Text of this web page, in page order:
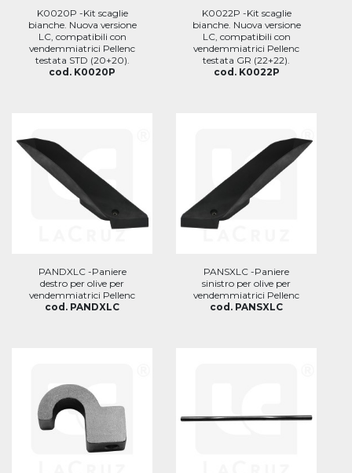
K0020P -Kit scaglie
bianche. Nuova versione
LC, compatibili con
vendemmiatrici Pellenc
testata STD (20+20).
cod. K0020P
K0022P -Kit scaglie
bianche. Nuova versione
LC, compatibili con
vendemmiatrici Pellenc
testata GR (22+22).
cod. K0022P
PANDXLC -Paniere
destro per olive per
vendemmiatrici Pellenc
cod. PANDXLC
PANSXLC -Paniere
sinistro per olive per
vendemmiatrici Pellenc
cod. PANSXLC